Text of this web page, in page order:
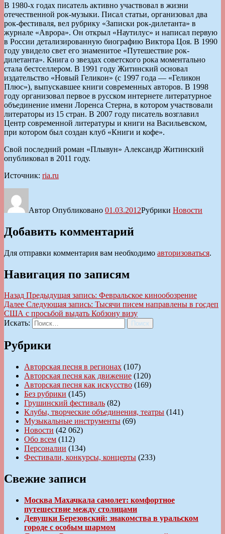
В 1980-х годах писатель активно участвовал в жизни
отечественной рок-музыки. Писал статьи, организовал два
рок-фестиваля, вел рубрику «Записки рок-дилетанта» в
журнале «Аврора». Он открыл «Наутилус» и написал первую
в России детализированную биографию Виктора Цоя. В 1990
году увидело свет его знаменитое «Путешествие рок-
дилетанта». Книга о звездах советского рока моментально
стала бестселлером. В 1991 году Житинский основал
издательство «Новый Геликон» (с 1997 года — «Геликон
Плюс»), выпускавшее книги современных авторов. В 1998
году организовал первое в русском интернете литературное
объединение имени Лоренса Стерна, в котором участвовали
литераторы из 15 стран. В 2007 году писатель возглавил
Центр современной литературы и книги на Васильевском,
при котором был создан клуб «Книги и кофе».
Свой последний роман «Плывун» Александр Житинский
опубликовал в 2011 году.
Источник: ria.ru
Автор Опубликовано 01.03.2012Рубрики Новости
Добавить комментарий
Для отправки комментария вам необходимо авторизоваться.
Навигация по записям
Назад Предыдущая запись: Февральское кинообозрение
Далее Следующая запись: Тысячи писем направлены в госдеп
США с просьбой выдать Кобзону визу
Искать:
Поиск
Рубрики
Авторская песня в регионах (107)
Авторская песня как движение (120)
Авторская песня как искусство (169)
Без рубрики (145)
Грушинский фестиваль (82)
Клубы, творческие объединения, театры (141)
Музыкальные инструменты (69)
Новости (42 062)
Обо всем (112)
Персоналии (134)
Фестивали, конкурсы, концерты (233)
Свежие записи
Москва Махачкала самолет: комфортное
путешествие между столицами
Девушки Березовский: знакомства в уральском
городе с особым шармом